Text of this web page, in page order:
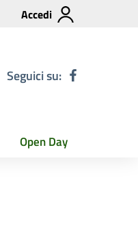
Accedi
Seguici su:
Open Day